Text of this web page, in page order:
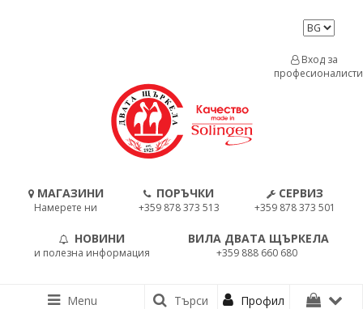
МАГАЗИНИ
Намерете ни
ПОРЪЧКИ
+359 878 373 513
СЕРВИЗ
+359 878 373 501
НОВИНИ
и полезна информация
ВИЛА ДВАТА ЩЪРКЕЛА
+359 888 660 680
Вход за
професионалисти
Menu Търси Профил